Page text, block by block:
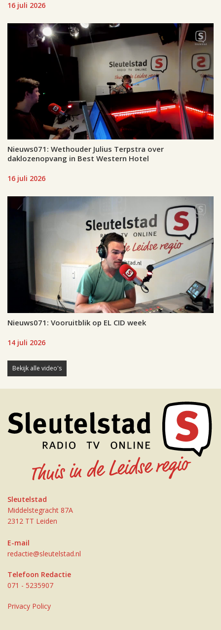
16 juli 2026
Nieuws071: Wethouder Julius Terpstra over
daklozenopvang in Best Western Hotel
16 juli 2026
Nieuws071: Vooruitblik op EL CID week
14 juli 2026
Bekijk alle video's
Sleutelstad
Middelstegracht 87A
2312 TT Leiden
E-mail
redactie@sleutelstad.nl
Telefoon Redactie
071 - 5235907
Privacy Policy